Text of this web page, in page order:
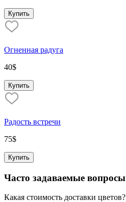
Купить
Огненная радуга
40$
Купить
Радость встречи
75$
Купить
Часто задаваемые вопросы
Какая стоимость доставки цветов?